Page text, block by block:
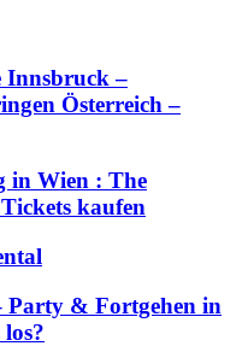
Innsbruck –
Österreich –
in Wien : The
kaufen
Party & Fortgehen in